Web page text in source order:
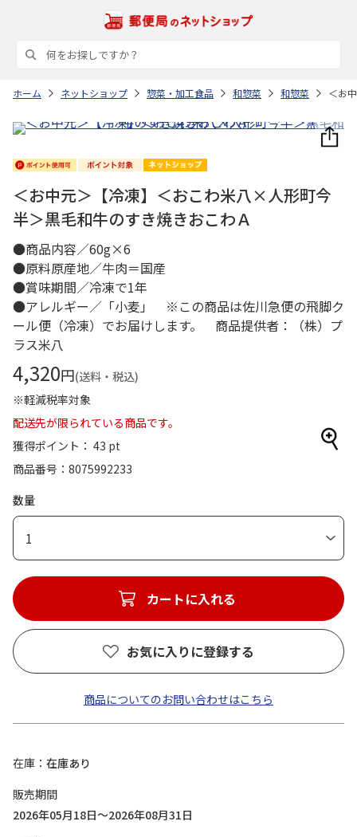
ホーム ネットショップ 惣菜・加工食品 和惣菜 和惣菜 ＜お
＜お中元＞【冷凍】＜おこわ米八×人形町今
半＞黒毛和牛のすき焼きおこわＡ
●商品内容／60g×6
●原料原産地／牛肉＝国産
●賞味期間／冷凍で1年
●アレルギー／「小麦」 ※この商品は佐川急便の飛脚ク
ール便（冷凍）でお届けします。 商品提供者：（株）プ
ラス米八
4,320円(送料・税込)
※軽減税率対象
配送先が限られている商品です。
獲得ポイント： 43 pt
商品番号
8075992233
数量
1
カートに入れる
お気に入りに登録する
商品についてのお問い合わせはこちら
在庫
在庫あり
販売期間
2026年05月18日～2026年08月31日